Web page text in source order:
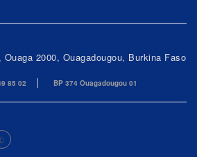
2000, Ouagadougou, Burkina Faso
85 02 BP 374 Ouagadougou 01